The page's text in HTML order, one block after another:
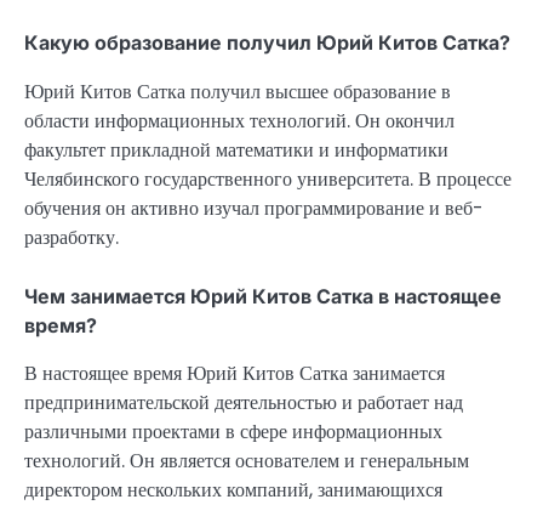
Какую образование получил Юрий Китов Сатка?
Юрий Китов Сатка получил высшее образование в
области информационных технологий. Он окончил
факультет прикладной математики и информатики
Челябинского государственного университета. В процессе
обучения он активно изучал программирование и веб-
разработку.
Чем занимается Юрий Китов Сатка в настоящее
время?
В настоящее время Юрий Китов Сатка занимается
предпринимательской деятельностью и работает над
различными проектами в сфере информационных
технологий. Он является основателем и генеральным
директором нескольких компаний, занимающихся